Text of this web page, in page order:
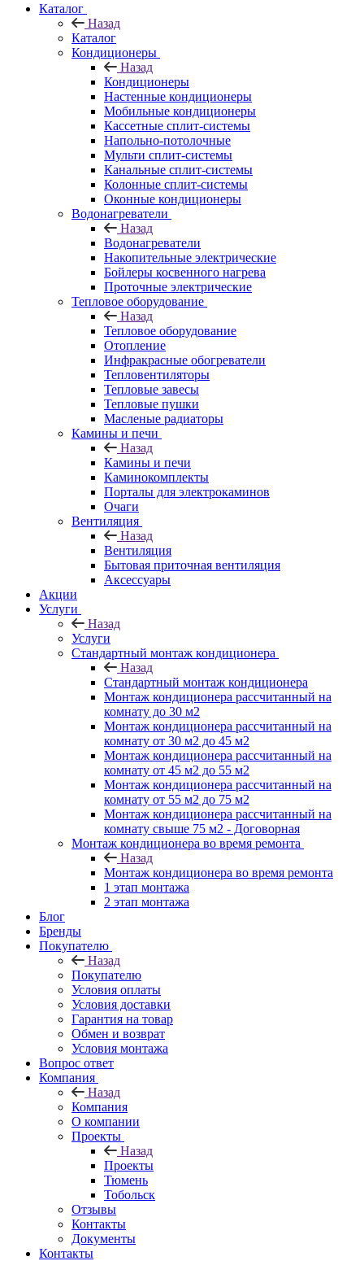
Каталог
Назад
Каталог
Кондиционеры
Назад
Кондиционеры
Настенные кондиционеры
Мобильные кондиционеры
Кассетные сплит-системы
Напольно-потолочные
Мульти сплит-системы
Канальные сплит-системы
Колонные сплит-системы
Оконные кондиционеры
Водонагреватели
Назад
Водонагреватели
Накопительные электрические
Бойлеры косвенного нагрева
Проточные электрические
Тепловое оборудование
Назад
Тепловое оборудование
Отопление
Инфракрасные обогреватели
Тепловентиляторы
Тепловые завесы
Тепловые пушки
Масленые радиаторы
Камины и печи
Назад
Камины и печи
Каминокомплекты
Порталы для электрокаминов
Очаги
Вентиляция
Назад
Вентиляция
Бытовая приточная вентиляция
Аксессуары
Акции
Услуги
Назад
Услуги
Стандартный монтаж кондиционера
Назад
Стандартный монтаж кондиционера
Монтаж кондиционера рассчитанный на
комнату до 30 м2
Монтаж кондиционера рассчитанный на
комнату от 30 м2 до 45 м2
Монтаж кондиционера рассчитанный на
комнату от 45 м2 до 55 м2
Монтаж кондиционера рассчитанный на
комнату от 55 м2 до 75 м2
Монтаж кондиционера рассчитанный на
комнату свыше 75 м2 - Договорная
Монтаж кондиционера во время ремонта
Назад
Монтаж кондиционера во время ремонта
1 этап монтажа
2 этап монтажа
Блог
Бренды
Покупателю
Назад
Покупателю
Условия оплаты
Условия доставки
Гарантия на товар
Обмен и возврат
Условия монтажа
Вопрос ответ
Компания
Назад
Компания
О компании
Проекты
Назад
Проекты
Тюмень
Тобольск
Отзывы
Контакты
Документы
Контакты